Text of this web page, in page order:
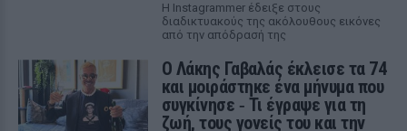
Η Instagrammer έδειξε στους
διαδικτυακούς της ακόλουθους εικόνες
από την απόδρασή της
Ο Λάκης Γαβαλάς έκλεισε τα 74
και μοιράστηκε ένα μήνυμα που
συγκίνησε ‑ Τι έγραψε για τη
ζωή, τους γονείς του και την